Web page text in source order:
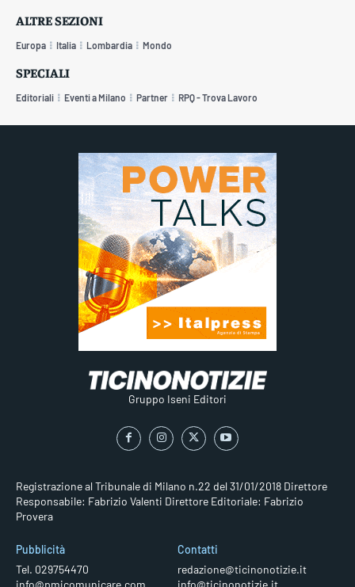
ALTRE SEZIONI
Europa Italia Lombardia Mondo
SPECIALI
Editoriali Eventi a Milano Partner RPQ - Trova Lavoro
Gruppo Iseni Editori
Registrazione al Tribunale di Milano n.22 del 31/01/2018 Direttore
Responsabile: Fabrizio Valenti Direttore Editoriale: Fabrizio
Provera
Pubblicità
Tel. 029754470
info@pmicomunicare.com
Contatti
redazione@ticinonotizie.it
info@ticinonotizie.it